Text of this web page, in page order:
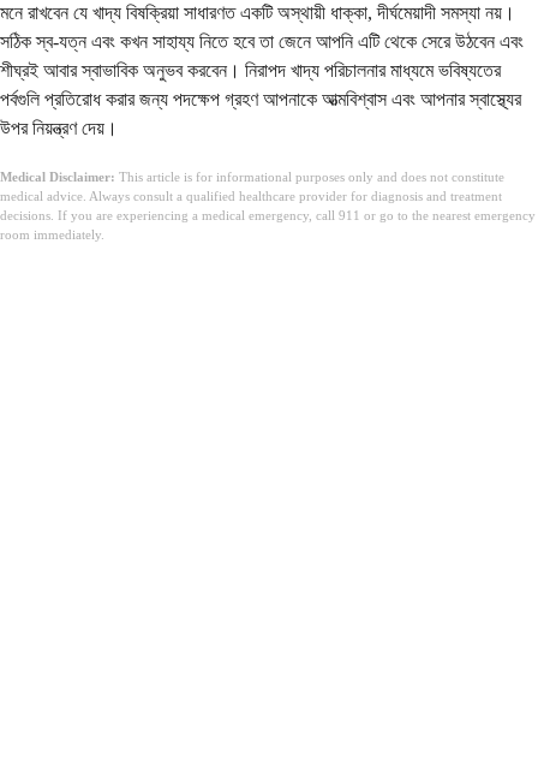
মনে রাখবেন যে খাদ্য বিষক্রিয়া সাধারণত একটি অস্থায়ী ধাক্কা, দীর্ঘমেয়াদী সমস্যা নয়।
সঠিক স্ব-যত্ন এবং কখন সাহায্য নিতে হবে তা জেনে আপনি এটি থেকে সেরে উঠবেন এবং
শীঘ্রই আবার স্বাভাবিক অনুভব করবেন। নিরাপদ খাদ্য পরিচালনার মাধ্যমে ভবিষ্যতের
পর্বগুলি প্রতিরোধ করার জন্য পদক্ষেপ গ্রহণ আপনাকে আত্মবিশ্বাস এবং আপনার স্বাস্থ্যের
উপর নিয়ন্ত্রণ দেয়।
Medical Disclaimer: This article is for informational purposes only and does not constitute
medical advice. Always consult a qualified healthcare provider for diagnosis and treatment
decisions. If you are experiencing a medical emergency, call 911 or go to the nearest emergency
room immediately.